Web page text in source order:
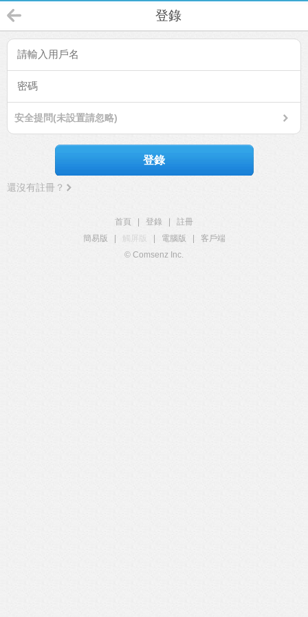
登錄
安全提問(未設置請忽略)
登錄
還沒有註冊？
首頁 登錄
註冊
簡易版
觸屏版 電腦版
客戶端
© Comsenz Inc.